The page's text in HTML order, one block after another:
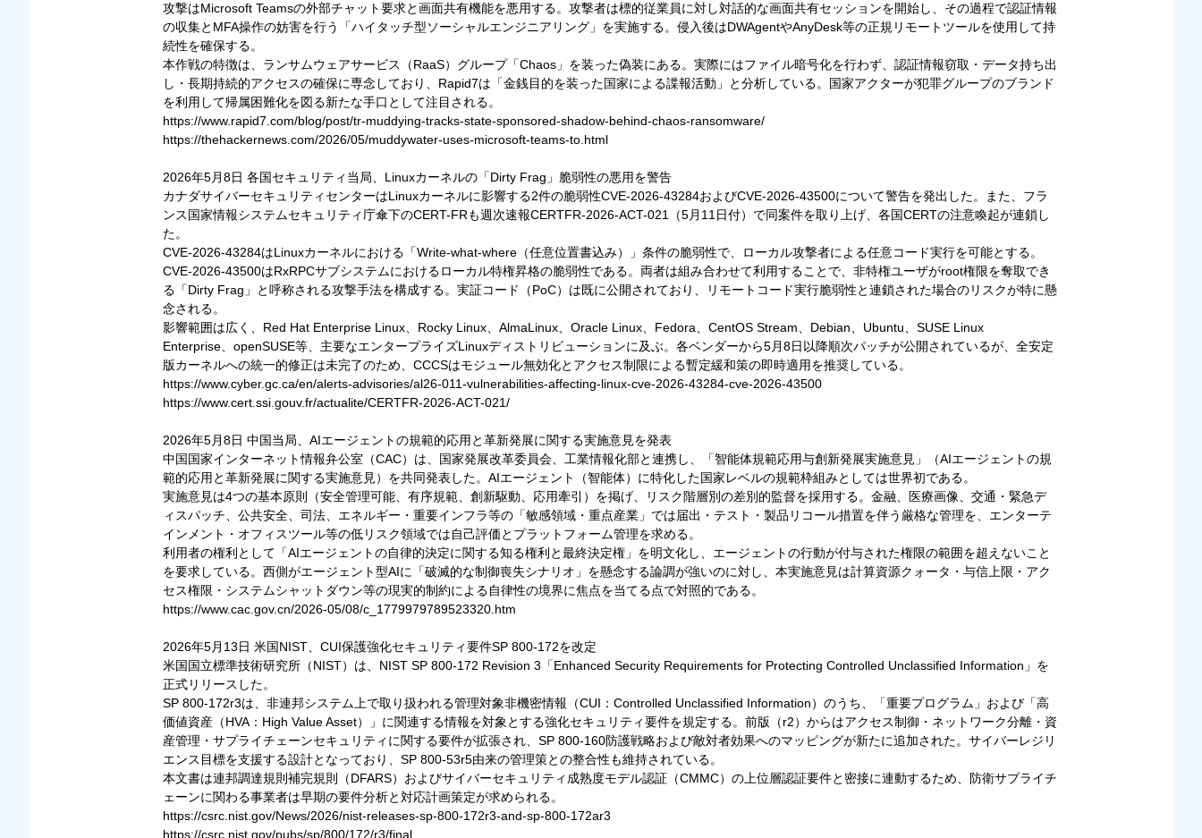
攻撃はMicrosoft Teamsの外部チャット要求と画面共有機能を悪用する。攻撃者は標的従業員に対し対話的な画面共有セッションを開始し、その過程で認証情報
の収集とMFA操作の妨害を行う「ハイタッチ型ソーシャルエンジニアリング」を実施する。侵入後はDWAgentやAnyDesk等の正規リモートツールを使用して持
続性を確保する。
本作戦の特徴は、ランサムウェアサービス（RaaS）グループ「Chaos」を装った偽装にある。実際にはファイル暗号化を行わず、認証情報窃取・データ持ち出
し・長期持続的アクセスの確保に専念しており、Rapid7は「金銭目的を装った国家による諜報活動」と分析している。国家アクターが犯罪グループのブランド
を利用して帰属困難化を図る新たな手口として注目される。
https://www.rapid7.com/blog/post/tr-muddying-tracks-state-sponsored-shadow-behind-chaos-ransomware/
https://thehackernews.com/2026/05/muddywater-uses-microsoft-teams-to.html
2026年5月8日 各国セキュリティ当局、Linuxカーネルの「Dirty Frag」脆弱性の悪用を警告
カナダサイバーセキュリティセンターはLinuxカーネルに影響する2件の脆弱性CVE-2026-43284およびCVE-2026-43500について警告を発出した。また、フラ
ンス国家情報システムセキュリティ庁傘下のCERT-FRも週次速報CERTFR-2026-ACT-021（5月11日付）で同案件を取り上げ、各国CERTの注意喚起が連鎖し
た。
CVE-2026-43284はLinuxカーネルにおける「Write-what-where（任意位置書込み）」条件の脆弱性で、ローカル攻撃者による任意コード実行を可能とする。
CVE-2026-43500はRxRPCサブシステムにおけるローカル特権昇格の脆弱性である。両者は組み合わせて利用することで、非特権ユーザがroot権限を奪取でき
る「Dirty Frag」と呼称される攻撃手法を構成する。実証コード（PoC）は既に公開されており、リモートコード実行脆弱性と連鎖された場合のリスクが特に懸
念される。
影響範囲は広く、Red Hat Enterprise Linux、Rocky Linux、AlmaLinux、Oracle Linux、Fedora、CentOS Stream、Debian、Ubuntu、SUSE Linux
Enterprise、openSUSE等、主要なエンタープライズLinuxディストリビューションに及ぶ。各ベンダーから5月8日以降順次パッチが公開されているが、全安定
版カーネルへの統一的修正は未完了のため、CCCSはモジュール無効化とアクセス制限による暫定緩和策の即時適用を推奨している。
https://www.cyber.gc.ca/en/alerts-advisories/al26-011-vulnerabilities-affecting-linux-cve-2026-43284-cve-2026-43500
https://www.cert.ssi.gouv.fr/actualite/CERTFR-2026-ACT-021/
2026年5月8日 中国当局、AIエージェントの規範的応用と革新発展に関する実施意見を発表
中国国家インターネット情報弁公室（CAC）は、国家発展改革委員会、工業情報化部と連携し、「智能体規範応用与創新発展実施意見」（AIエージェントの規
範的応用と革新発展に関する実施意見）を共同発表した。AIエージェント（智能体）に特化した国家レベルの規範枠組みとしては世界初である。
実施意見は4つの基本原則（安全管理可能、有序規範、創新駆動、応用牽引）を掲げ、リスク階層別の差別的監督を採用する。金融、医療画像、交通・緊急デ
ィスパッチ、公共安全、司法、エネルギー・重要インフラ等の「敏感領域・重点産業」では届出・テスト・製品リコール措置を伴う厳格な管理を、エンターテ
インメント・オフィスツール等の低リスク領域では自己評価とプラットフォーム管理を求める。
利用者の権利として「AIエージェントの自律的決定に関する知る権利と最終決定権」を明文化し、エージェントの行動が付与された権限の範囲を超えないこと
を要求している。西側がエージェント型AIに「破滅的な制御喪失シナリオ」を懸念する論調が強いのに対し、本実施意見は計算資源クォータ・与信上限・アク
セス権限・システムシャットダウン等の現実的制約による自律性の境界に焦点を当てる点で対照的である。
https://www.cac.gov.cn/2026-05/08/c_1779979789523320.htm
2026年5月13日 米国NIST、CUI保護強化セキュリティ要件SP 800-172を改定
米国国立標準技術研究所（NIST）は、NIST SP 800-172 Revision 3「Enhanced Security Requirements for Protecting Controlled Unclassified Information」を
正式リリースした。
SP 800-172r3は、非連邦システム上で取り扱われる管理対象非機密情報（CUI：Controlled Unclassified Information）のうち、「重要プログラム」および「高
価値資産（HVA：High Value Asset）」に関連する情報を対象とする強化セキュリティ要件を規定する。前版（r2）からはアクセス制御・ネットワーク分離・資
産管理・サプライチェーンセキュリティに関する要件が拡張され、SP 800-160防護戦略および敵対者効果へのマッピングが新たに追加された。サイバーレジリ
エンス目標を支援する設計となっており、SP 800-53r5由来の管理策との整合性も維持されている。
本文書は連邦調達規則補完規則（DFARS）およびサイバーセキュリティ成熟度モデル認証（CMMC）の上位層認証要件と密接に連動するため、防衛サプライチ
ェーンに関わる事業者は早期の要件分析と対応計画策定が求められる。
https://csrc.nist.gov/News/2026/nist-releases-sp-800-172r3-and-sp-800-172ar3
https://csrc.nist.gov/pubs/sp/800/172/r3/final